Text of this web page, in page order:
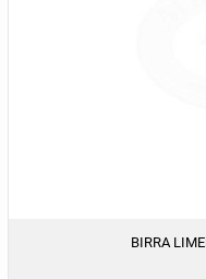
BIRRA